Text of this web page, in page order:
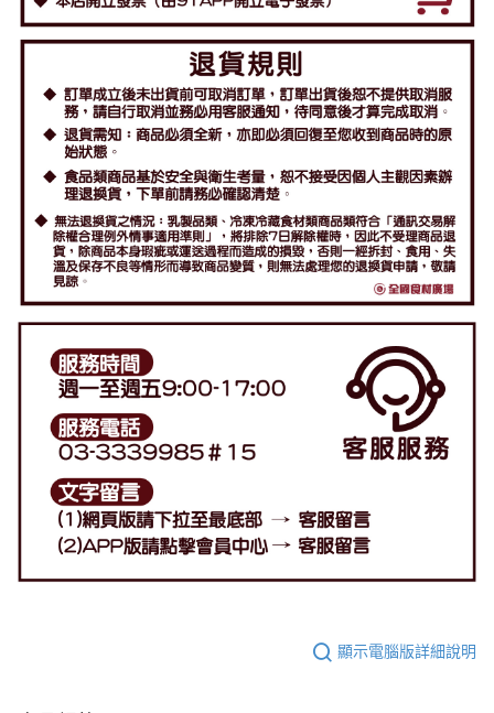
顯示電腦版詳細說明